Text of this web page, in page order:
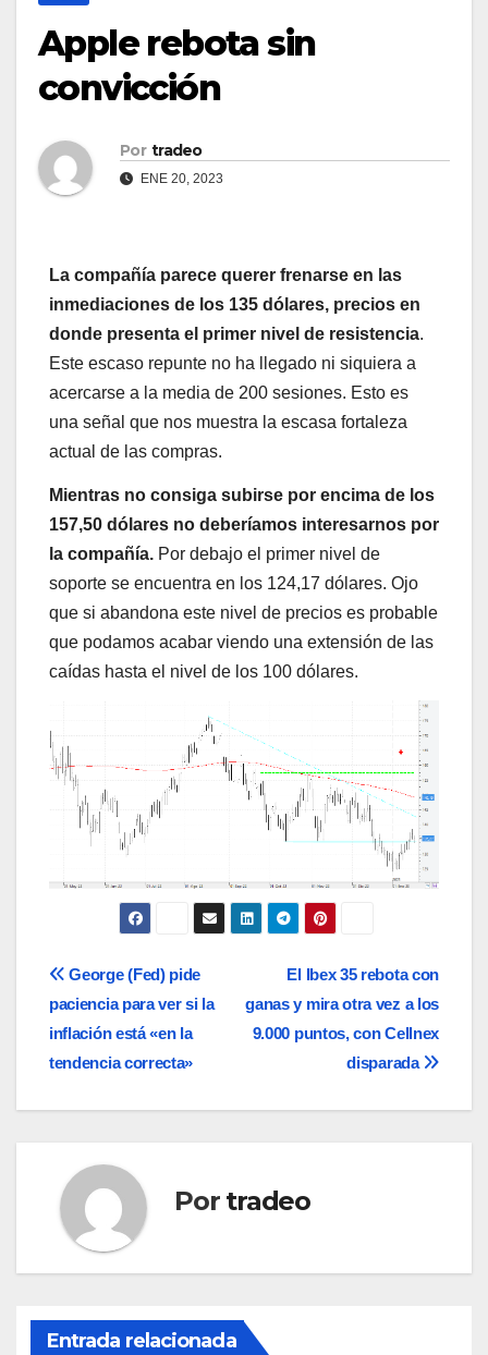
Apple rebota sin
convicción
Por tradeo
ENE 20, 2023
La compañía parece querer frenarse en las
inmediaciones de los 135 dólares, precios en
donde presenta el primer nivel de resistencia.
Este escaso repunte no ha llegado ni siquiera a
acercarse a la media de 200 sesiones. Esto es
una señal que nos muestra la escasa fortaleza
actual de las compras.
Mientras no consiga subirse por encima de los
157,50 dólares no deberíamos interesarnos por
la compañía. Por debajo el primer nivel de
soporte se encuentra en los 124,17 dólares. Ojo
que si abandona este nivel de precios es probable
que podamos acabar viendo una extensión de las
caídas hasta el nivel de los 100 dólares.
Navegación
de
entradas
El Ibex 35 rebota con
ganas y mira otra vez a los
9.000 puntos, con Cellnex
disparada
George (Fed) pide
paciencia para ver si la
inflación está «en la
tendencia correcta»
Por tradeo
Entrada relacionada